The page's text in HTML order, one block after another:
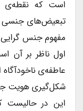
است که نقطه‌ی
تبعیض‌های جنسی
مفهوم جنس گرایی
اول ناظر بر آن
عاطفه‌ی
شکل‌گیری هویت
این در حالیست